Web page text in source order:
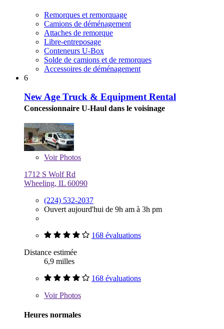
Remorques et remorquage
Camions de déménagement
Attaches de remorque
Libre-entreposage
Conteneurs U-Box
Solde de camions et de remorques
Accessoires de déménagement
6
New Age Truck & Equipment Rental
Concessionnaire U-Haul dans le voisinage
VoirPhotos
1712 S Wolf Rd
Wheeling, IL 60090
(224) 532-2037
Ouvert aujourd'hui de 9h am à 3h pm
168 évaluations
Distance estimée
6,9 milles
168 évaluations
VoirPhotos
Heures normales